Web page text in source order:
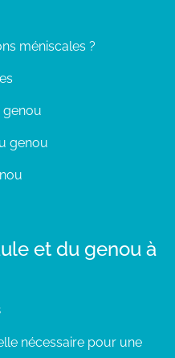
méniscales ?
genou
genou
et du genou à
nécessaire pour une